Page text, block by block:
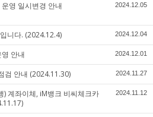
영 일시변경 안내
2024.12.05
니다. (2024.12.4) 2024.12.04
안내 2024.12.01
검 안내 (2024.11.30) 2024.11.27
) 계좌이체, iM뱅크 비씨체크카
2024.11.12